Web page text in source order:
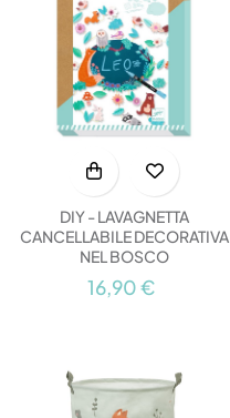
DIY - LAVAGNETTA
CANCELLABILE DECORATIVA
NEL BOSCO
16,90 €